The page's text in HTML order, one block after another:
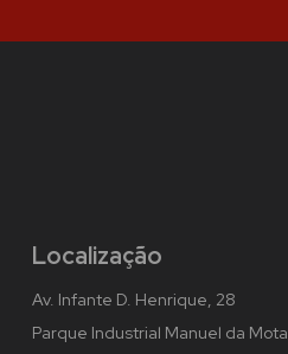
Localização
Av. Infante D. Henrique, 28
Parque Industrial Manuel da Mota